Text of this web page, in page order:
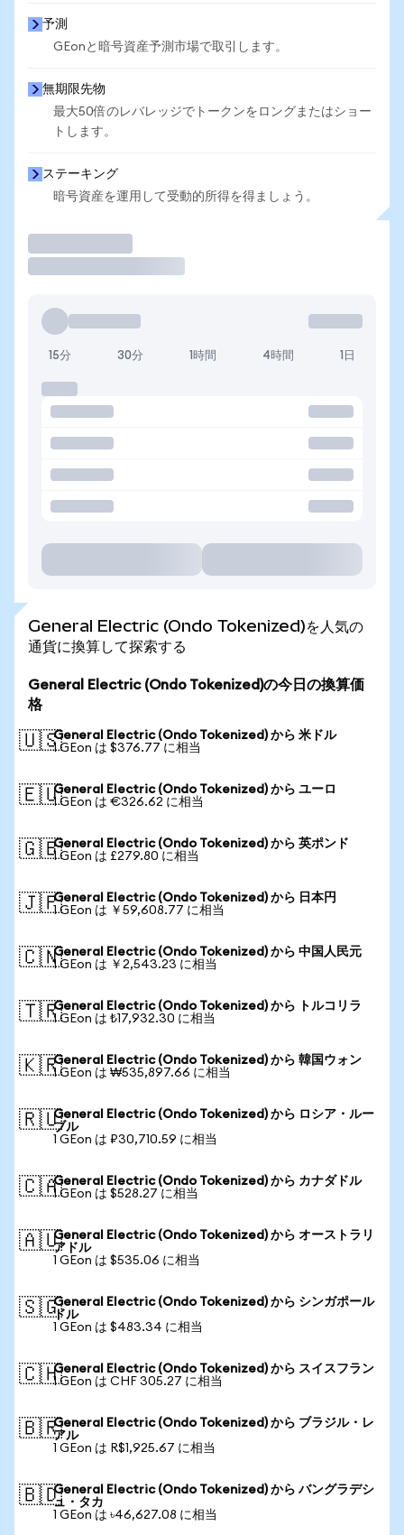
予測
GEonと暗号資産予測市場で取引します。
無期限先物
最大50倍のレバレッジでトークンをロングまたはショー
トします。
ステーキング
暗号資産を運用して受動的所得を得ましょう。
15分 30分 1時間 4時間 1日
General Electric (Ondo Tokenized)を人気の
通貨に換算して探索する
General Electric (Ondo Tokenized)の今日の換算価
格
🇺🇸General Electric (Ondo Tokenized) から 米ドル
1 GEon は $376.77 に相当
🇪🇺General Electric (Ondo Tokenized) から ユーロ
1 GEon は €326.62 に相当
🇬🇧General Electric (Ondo Tokenized) から 英ポンド
1 GEon は £279.80 に相当
🇯🇵General Electric (Ondo Tokenized) から 日本円
1 GEon は ￥59,608.77 に相当
🇨🇳General Electric (Ondo Tokenized) から 中国人民元
1 GEon は ￥2,543.23 に相当
🇹🇷General Electric (Ondo Tokenized) から トルコリラ
1 GEon は ₺17,932.30 に相当
🇰🇷General Electric (Ondo Tokenized) から 韓国ウォン
1 GEon は ₩535,897.66 に相当
🇷🇺General Electric (Ondo Tokenized) から ロシア・ルー
ブル
1 GEon は ₽30,710.59 に相当
🇨🇦General Electric (Ondo Tokenized) から カナダドル
1 GEon は $528.27 に相当
🇦🇺General Electric (Ondo Tokenized) から オーストラリ
アドル
1 GEon は $535.06 に相当
🇸🇬General Electric (Ondo Tokenized) から シンガポール
ドル
1 GEon は $483.34 に相当
🇨🇭General Electric (Ondo Tokenized) から スイスフラン
1 GEon は CHF 305.27 に相当
🇧🇷General Electric (Ondo Tokenized) から ブラジル・レ
アル
1 GEon は R$1,925.67 に相当
🇧🇩General Electric (Ondo Tokenized) から バングラデシ
ュ・タカ
1 GEon は ৳46,627.08 に相当